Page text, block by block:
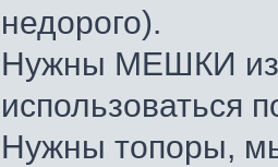
недорого).
Нужны МЕШКИ из-
использоваться
Нужны топоры,